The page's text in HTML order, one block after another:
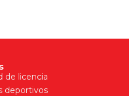
de licencia
deportivos